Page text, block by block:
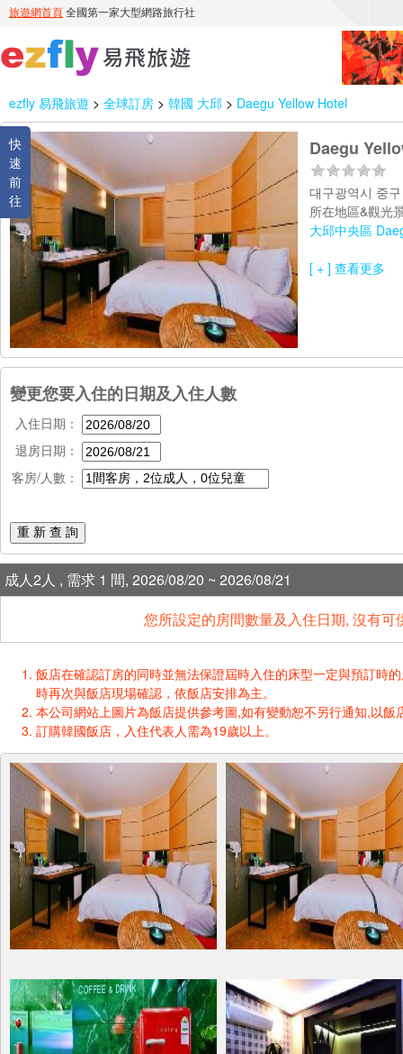
ezfly 易飛旅遊 > 全球訂房 > 韓國 大邱 > Daegu Yellow Hotel
快
速
前
往
Daegu
대구광역시 중
所在地區&觀光
大邱中央區
[ + ] 查看更多
變更您要入住的日期及入住人數
入住日期：
退房日期：
客房/人數：
重 新 查 詢
成人2人 , 需求 1 間, 2026/08/20 ~ 2026/08/21
您所設定的房間數量及入住日期, 沒有
飯店在確認訂房的同時並無法保證屆時入住的床型一定與預訂時
時再次與飯店現場確認，依飯店安排為主。
本公司網站上圖片為飯店提供參考圖,如有變動恕不另行通知,以飯
訂購韓國飯店，入住代表人需為19歲以上。